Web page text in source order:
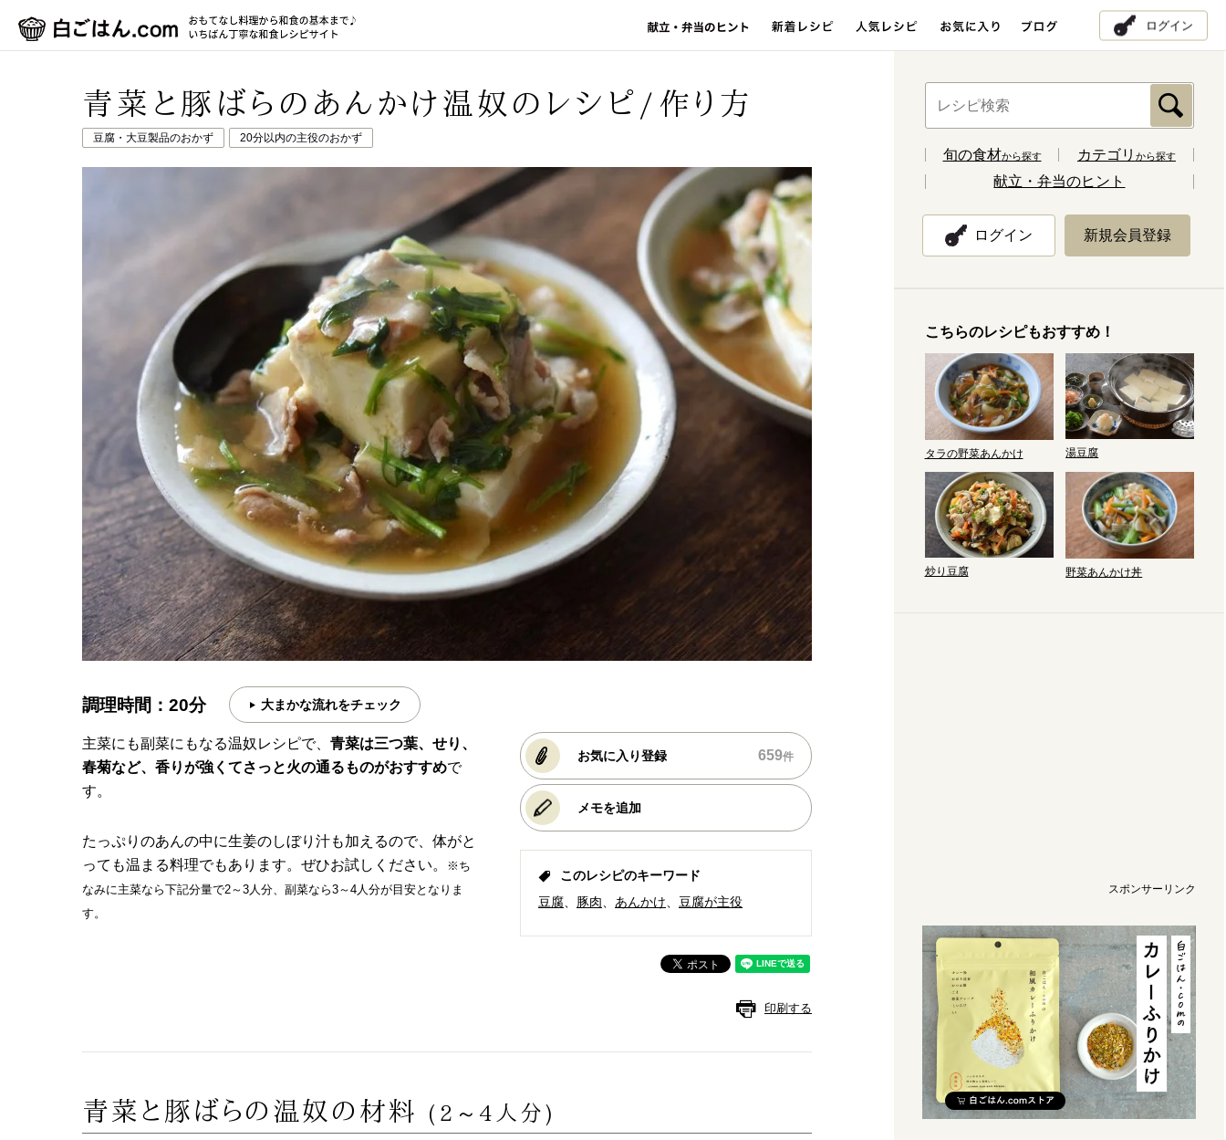
ログイン
青菜と豚ばらのあんかけ温奴のレシピ/作り方
豆腐・大豆製品のおかず 20分以内の主役のおかず
調理時間：20分 大まかな流れをチェック
主菜にも副菜にもなる温奴レシピで、 青菜は三つ葉、せり、
春菊など、香りが強くてさっと火の通るものがおすすめで
す。
たっぷりのあんの中に生姜のしぼり汁も加えるので、体がと
っても温まる料理でもあります。ぜひお試しください。
※ち
なみに主菜なら下記分量で2～3人分、副菜なら3～4人分が目安となりま
す。
お気に入り登録 659件
メモを追加
このレシピのキーワード
豆腐
豚肉 あんかけ 豆腐が主役
印刷する
青菜と豚ばらの温奴の材料 (2～4人分)
旬の食材から探す カテゴリ から探す
献立・弁当のヒント
ログイン 新規会員登録
こちらのレシピもおすすめ！
タラの野菜あんかけ 湯豆腐
炒り豆腐 野菜あんかけ丼
スポンサーリンク